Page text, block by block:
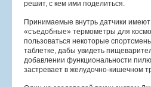
решит, с кем ими поделиться.
Принимаемые внутрь датчики
«съедобные» термометры для
пользоваться некоторые
таблетке, дабы увидеть
добавлении функциональности
застревает в желудочно-кишечном